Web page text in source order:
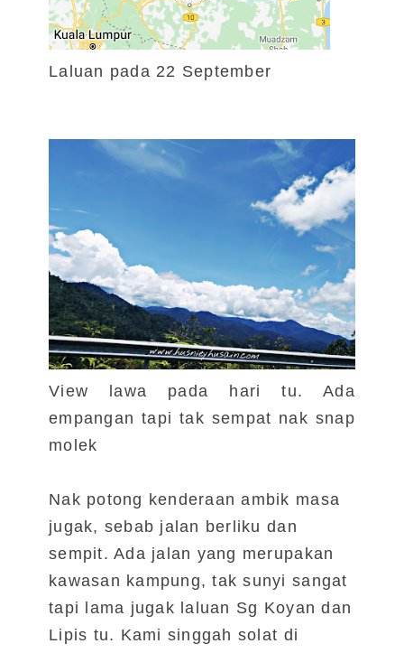
Laluan pada 22 September
View lawa pada hari tu. Ada
empangan tapi tak sempat nak snap
molek
Nak potong kenderaan ambik masa
jugak, sebab jalan berliku dan
sempit. Ada jalan yang merupakan
kawasan kampung, tak sunyi sangat
tapi lama jugak laluan Sg Koyan dan
Lipis tu. Kami singgah solat di